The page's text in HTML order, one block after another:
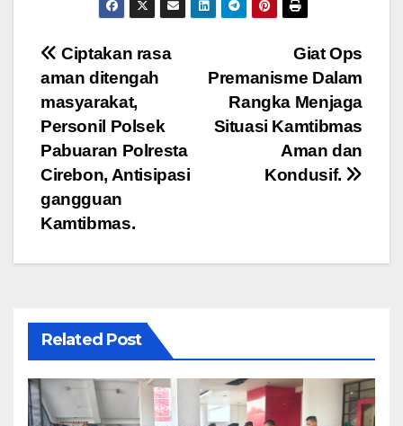
Navigasi
pos
Giat Ops
Premanisme Dalam
Rangka Menjaga
Situasi Kamtibmas
Aman dan
Kondusif.
Ciptakan rasa
aman ditengah
masyarakat,
Personil Polsek
Pabuaran Polresta
Cirebon, Antisipasi
gangguan
Kamtibmas.
Related Post